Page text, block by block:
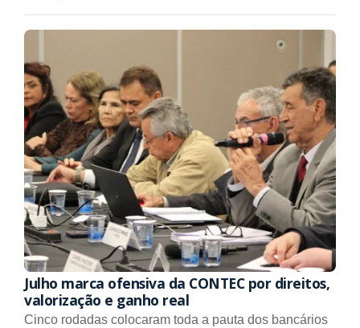
Julho marca ofensiva da CONTEC por direitos,
valorização e ganho real
Cinco rodadas colocaram toda a pauta dos bancários